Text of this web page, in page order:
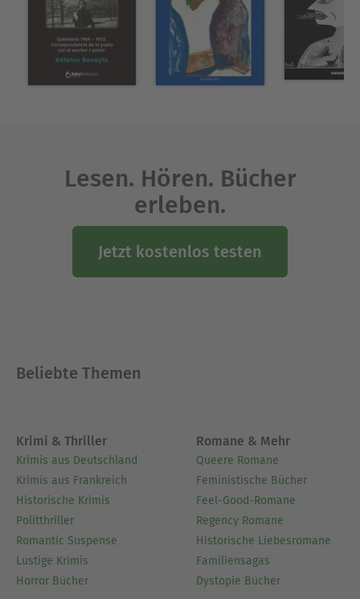
Lesen. Hören. Bücher
erleben.
Jetzt kostenlos testen
Beliebte Themen
Krimi & Thriller
Krimis aus Deutschland
Krimis aus Frankreich
Historische Krimis
Politthriller
Romantic Suspense
Lustige Krimis
Horror Bücher
Romane & Mehr
Queere Romane
Feministische Bücher
Feel-Good-Romane
Regency Romane
Historische Liebesromane
Familiensagas
Dystopie Bücher